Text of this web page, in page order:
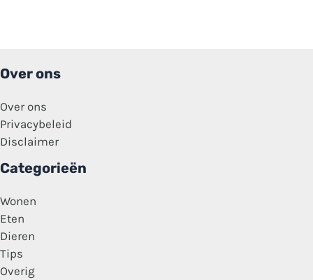
Over ons
Over ons
Privacybeleid
Disclaimer
Categorieën
Wonen
Eten
Dieren
Tips
Overig